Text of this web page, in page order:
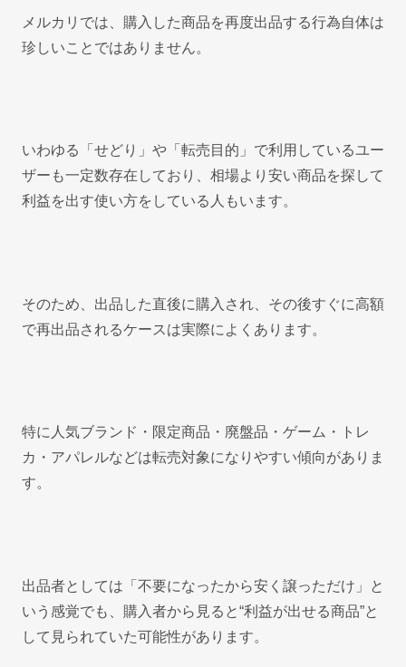
メルカリでは、購入した商品を再度出品する行為自体は
珍しいことではありません。
いわゆる「せどり」や「転売目的」で利用しているユー
ザーも一定数存在しており、相場より安い商品を探して
利益を出す使い方をしている人もいます。
そのため、出品した直後に購入され、その後すぐに高額
で再出品されるケースは実際によくあります。
特に人気ブランド・限定商品・廃盤品・ゲーム・トレ
カ・アパレルなどは転売対象になりやすい傾向がありま
す。
出品者としては「不要になったから安く譲っただけ」と
いう感覚でも、購入者から見ると“利益が出せる商品”と
して見られていた可能性があります。